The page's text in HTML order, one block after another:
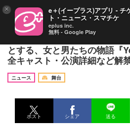
咲妃みゆ、渡邊圭祐ら出演
とする、女と男たちの物語『
全キャスト・公演詳細など解
ニュース
舞台
ポスト シェア 送る
× e＋(イープラス)アプリ - チ
ト・ニュース・スマチケ
eplus inc.
無料 - Google Play